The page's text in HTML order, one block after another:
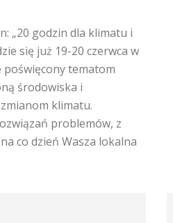
„20 godzin dla klimatu i
się już 19-20 czerwca w
poświęcony tematom
środowiska i
klimatu.
problemów, z
co dzień Wasza lokalna